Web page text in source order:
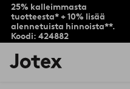
25% kalleimmasta
tuotteesta* + 10% lisää
alennetuista hinnoista**.
Koodi: 424882
Jotex-
logo